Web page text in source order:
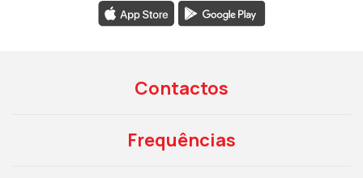
Contactos
Frequências